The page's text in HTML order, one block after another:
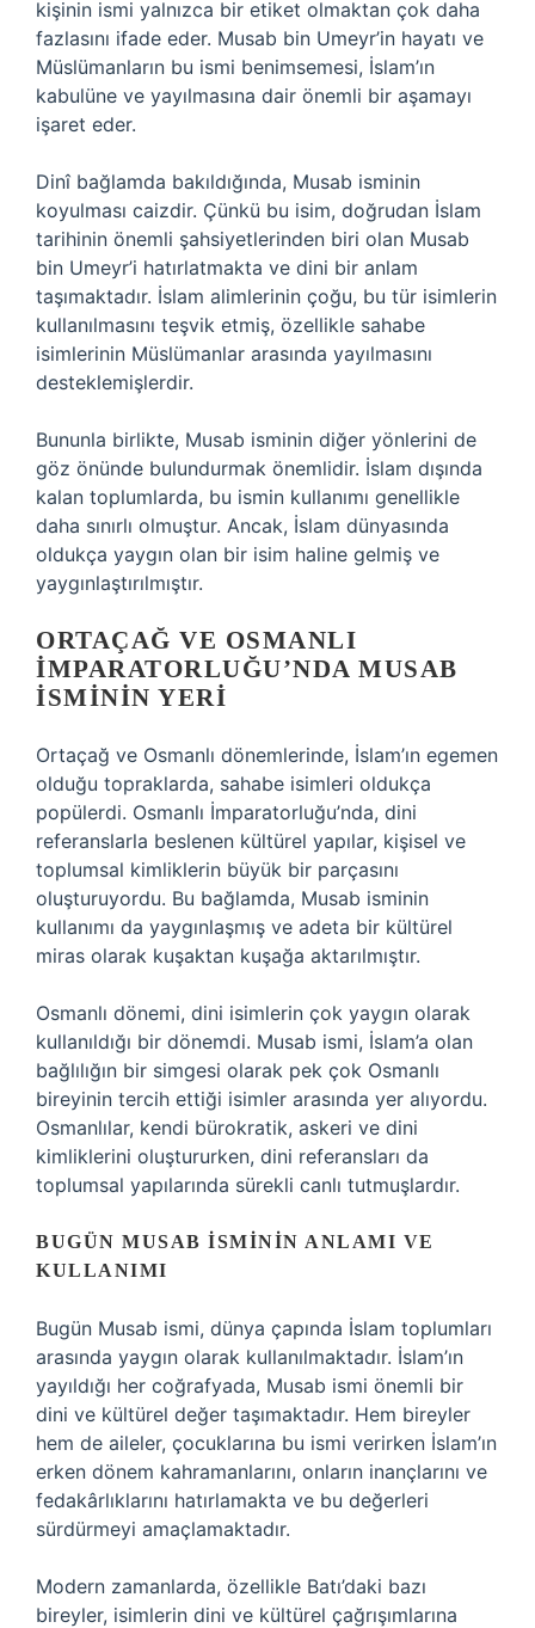
kişinin ismi yalnızca bir etiket olmaktan çok daha
fazlasını ifade eder. Musab bin Umeyr’in hayatı ve
Müslümanların bu ismi benimsemesi, İslam’ın
kabulüne ve yayılmasına dair önemli bir aşamayı
işaret eder.
Dinî bağlamda bakıldığında, Musab isminin
koyulması caizdir. Çünkü bu isim, doğrudan İslam
tarihinin önemli şahsiyetlerinden biri olan Musab
bin Umeyr’i hatırlatmakta ve dini bir anlam
taşımaktadır. İslam alimlerinin çoğu, bu tür isimlerin
kullanılmasını teşvik etmiş, özellikle sahabe
isimlerinin Müslümanlar arasında yayılmasını
desteklemişlerdir.
Bununla birlikte, Musab isminin diğer yönlerini de
göz önünde bulundurmak önemlidir. İslam dışında
kalan toplumlarda, bu ismin kullanımı genellikle
daha sınırlı olmuştur. Ancak, İslam dünyasında
oldukça yaygın olan bir isim haline gelmiş ve
yaygınlaştırılmıştır.
ORTAÇAĞ VE OSMANLI
İMPARATORLUĞU’NDA MUSAB
İSMININ YERI
Ortaçağ ve Osmanlı dönemlerinde, İslam’ın egemen
olduğu topraklarda, sahabe isimleri oldukça
popülerdi. Osmanlı İmparatorluğu’nda, dini
referanslarla beslenen kültürel yapılar, kişisel ve
toplumsal kimliklerin büyük bir parçasını
oluşturuyordu. Bu bağlamda, Musab isminin
kullanımı da yaygınlaşmış ve adeta bir kültürel
miras olarak kuşaktan kuşağa aktarılmıştır.
Osmanlı dönemi, dini isimlerin çok yaygın olarak
kullanıldığı bir dönemdi. Musab ismi, İslam’a olan
bağlılığın bir simgesi olarak pek çok Osmanlı
bireyinin tercih ettiği isimler arasında yer alıyordu.
Osmanlılar, kendi bürokratik, askeri ve dini
kimliklerini oluştururken, dini referansları da
toplumsal yapılarında sürekli canlı tutmuşlardır.
BUGÜN MUSAB İSMININ ANLAMI VE
KULLANIMI
Bugün Musab ismi, dünya çapında İslam toplumları
arasında yaygın olarak kullanılmaktadır. İslam’ın
yayıldığı her coğrafyada, Musab ismi önemli bir
dini ve kültürel değer taşımaktadır. Hem bireyler
hem de aileler, çocuklarına bu ismi verirken İslam’ın
erken dönem kahramanlarını, onların inançlarını ve
fedakârlıklarını hatırlamakta ve bu değerleri
sürdürmeyi amaçlamaktadır.
Modern zamanlarda, özellikle Batı’daki bazı
bireyler, isimlerin dini ve kültürel çağrışımlarına